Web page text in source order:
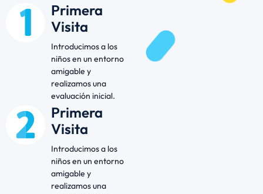
Primera
Visita
Introducimos a los
niños en un entorno
amigable y
realizamos una
evaluación inicial.
Primera
Visita
Introducimos a los
niños en un entorno
amigable y
realizamos una